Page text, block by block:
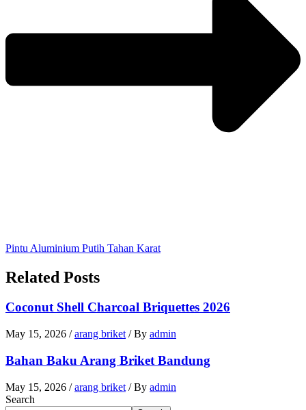
Pintu Aluminium Putih Tahan Karat
Related Posts
Coconut Shell Charcoal Briquettes 2026
May 15, 2026 /arang briket / By admin
Bahan Baku Arang Briket Bandung
May 15, 2026 /arang briket / By admin
Search